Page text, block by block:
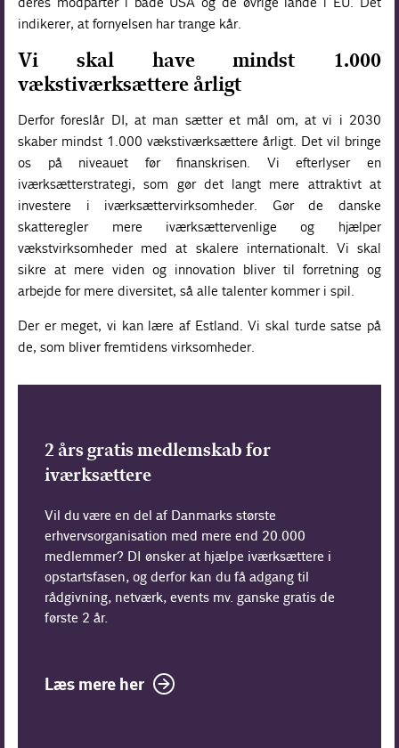
indikerer, at fornyelsen har trange kår.
Vi skal have mindst 1.000
vækstiværksættere årligt
Derfor foreslår DI, at man sætter et mål om, at vi i 2030
skaber mindst 1.000 vækstiværksættere årligt. Det vil bringe
os på niveauet før finanskrisen. Vi efterlyser en
iværksætterstrategi, som gør det langt mere attraktivt at
investere i iværksættervirksomheder. Gør de danske
skatteregler mere iværksættervenlige og hjælper
vækstvirksomheder med at skalere internationalt. Vi skal
sikre at mere viden og innovation bliver til forretning og
arbejde for mere diversitet, så alle talenter kommer i spil.
Der er meget, vi kan lære af Estland. Vi skal turde satse på
de, som bliver fremtidens virksomheder.
2 års gratis medlemskab for
iværksættere
Vil du være en del af Danmarks største
erhvervsorganisation med mere end 20.000
medlemmer? DI ønsker at hjælpe iværksættere i
opstartsfasen, og derfor kan du få adgang til
rådgivning, netværk, events mv. ganske gratis de
første 2 år.
Læs mere her